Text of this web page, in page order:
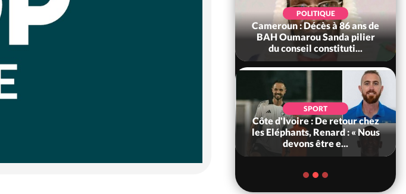
POLITIQUE
Cameroun : Décès à 86 ans de
BAH Oumarou Sanda pilier
du conseil constituti...
SPORT
Côte d'Ivoire : De retour chez
les Eléphants, Renard : « Nous
devons être e...